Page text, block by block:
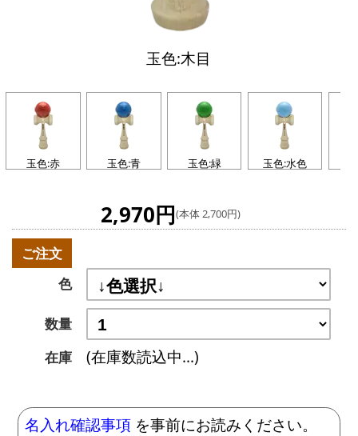
玉色:木目
玉色:赤 玉色:青 玉色:緑 玉色:水色
2,970円(本体 2,700円)
ご注文
色
数量
在庫
(在庫数読込中...)
名入れ確認事項 を事前にお読みください。